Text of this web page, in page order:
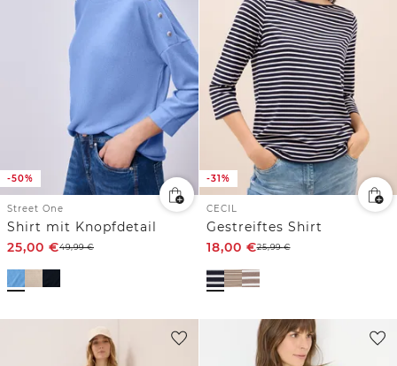
-50%
Street One
Shirt mit Knopfdetail
25,00 €49,99€
-31%
CECIL
Gestreiftes Shirt
18,00 €25,99€